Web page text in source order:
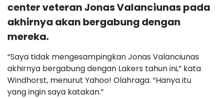
center veteran Jonas Valanciunas pada
akhirnya akan bergabung dengan
mereka.
“Saya tidak mengesampingkan Jonas Valanciunas
akhirnya bergabung dengan Lakers tahun ini,” kata
Windhorst, menurut Yahoo! Olahraga. “Hanya itu
yang ingin saya katakan.”